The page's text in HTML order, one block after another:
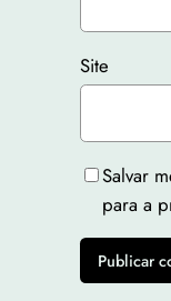
Site
Salvar
para a